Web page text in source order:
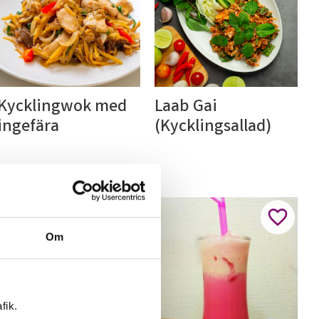
Om
med
Laab Gai
(Kycklingsallad)
Lägg